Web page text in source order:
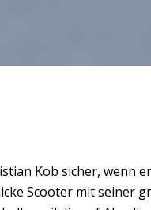
Kob sicher, wenn
Scooter mit seiner